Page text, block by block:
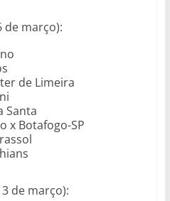
de março):
de Limeira
Santa
x Botafogo-SP
de março):